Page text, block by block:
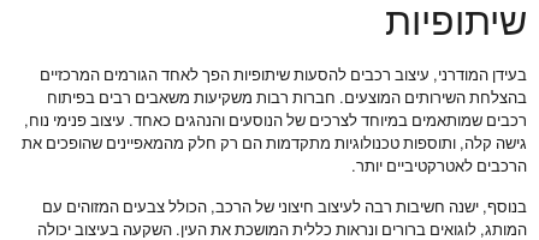
שיתופיות
בעידן המודרני, עיצוב רכבים להסעות שיתופיות הפך לאחד הגורמים המרכזיים
בהצלחת השירותים המוצעים. חברות רבות משקיעות משאבים רבים בפיתוח
רכבים שמותאמים במיוחד לצרכים של הנוסעים והנהגים כאחד. עיצוב פנימי נוח,
גישה קלה, ותוספות טכנולוגיות מתקדמות הם רק חלק מהמאפיינים שהופכים את
הרכבים לאטרקטיביים יותר.
בנוסף, ישנה חשיבות רבה לעיצוב חיצוני של הרכב, הכולל צבעים המזוהים עם
המותג, לוגואים ברורים ונראות כללית המושכת את העין. השקעה בעיצוב יכולה